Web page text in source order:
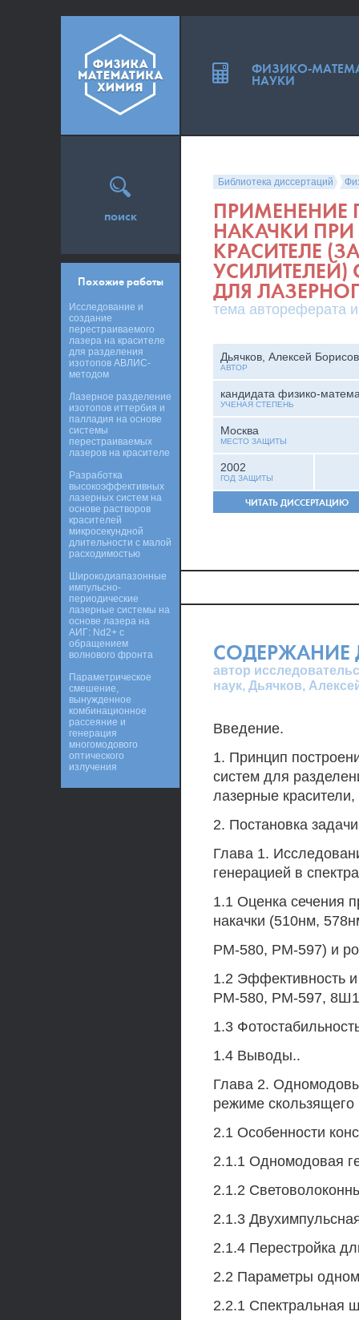
Библиотека диссертаций
ПРИМЕНЕНИЕ
НАКАЧКИ
КРАСИТЕЛЕ
УСИЛИТЕЛЕЙ)
ДЛЯ
тема автореферата
Дьячков, Алексей
АВТОР
кандидата физико-
УЧЕНАЯ СТЕПЕНЬ
Москва
МЕСТО ЗАЩИТЫ
2002
ГОД ЗАЩИТЫ
ЧИТАТЬ ДИССЕРТАЦИЮ
СОДЕРЖАНИЕ
автор
наук, Дьячков,
Введение.
1. Принцип
систем для
лазерные
2. Постановка
Глава 1.
генерацией в
1.1 Оценка сечения
накачки (510нм,
РМ-580, РМ-597) и
1.2 Эффективность
РМ-580, РМ-597,
1.3
1.4 Выводы..
Глава 2.
режиме скользящего
2.1 Особенности
2.1.1 Одномодовая
2.1.2
2.1.3
2.1.4 Перестройка
2.2 Параметры
2.2.1 Спектральная
поиск
Похожие работы
Исследование и
создание
перестраиваемого
лазера на красителе
для разделения
изотопов АВЛИС-
методом
Лазерное разделение
изотопов иттербия и
палладия на основе
системы
перестраиваемых
лазеров на красителе
Разработка
высокоэффективных
лазерных систем на
основе растворов
красителей
микросекундной
длительности с малой
расходимостью
Широкодиапазонные
импульсно-
периодические
лазерные системы на
основе лазера на
АИГ: Nd2+ с
обращением
волнового фронта
Параметрическое
смешение,
вынужденное
комбинационное
рассеяние и
генерация
многомодового
оптического
излучения
ФИЗИКО-
НАУКИ